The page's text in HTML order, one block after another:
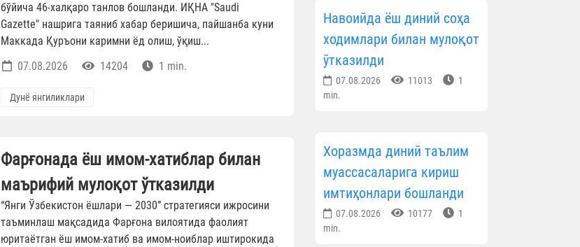
бўйича 46-халқаро танлов бошланди. ИҚНА "Saudi
Gazette" нашрига таяниб хабар беришича, пайшанба куни
Маккада Қуръони каримни ёд олиш, ўқиш...
07.08.2026
14204 1 min.
Дунё янгиликлари
Фарғонада ёш имом-хатиблар билан
маърифий мулоқот ўтказилди
“Янги Ўзбекистон ёшлари — 2030” стратегияси ижросини
таъминлаш мақсадида Фарғона вилоятида фаолият
юритаётган ёш имом-хатиб ва имом-ноиблар иштирокида
Навоийда ёш диний соҳа
ходимлари билан мулоқот
ўтказилди
07.08.2026 11013
1
min.
Хоразмда диний таълим
муассасаларига кириш
имтиҳонлари бошланди
07.08.2026 10177
1
min.